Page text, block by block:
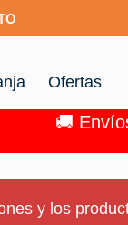
Ofertas
🚚
y los